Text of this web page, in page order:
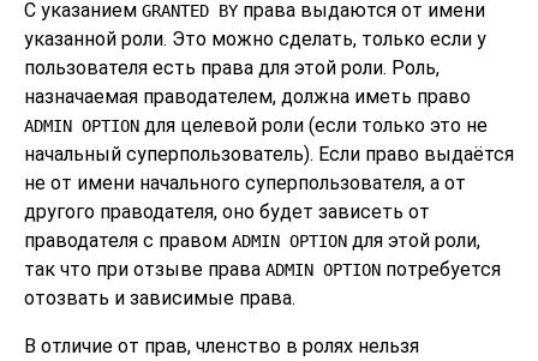
С указанием GRANTED BY права выдаются от имени
указанной роли. Это можно сделать, только если у
пользователя есть права для этой роли. Роль,
назначаемая праводателем, должна иметь право
ADMIN OPTION для целевой роли (если только это не
начальный суперпользователь). Если право выдаётся
не от имени начального суперпользователя, а от
другого праводателя, оно будет зависеть от
праводателя с правом ADMIN OPTION для этой роли,
так что при отзыве права ADMIN OPTION потребуется
отозвать и зависимые права.
В отличие от прав, членство в ролях нельзя